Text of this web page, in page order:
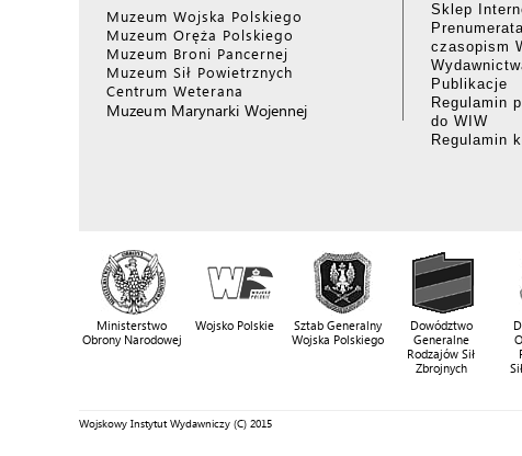
Muzeum Wojska Polskiego
Muzeum Oręża Polskiego
Muzeum Broni Pancernej
Muzeum Sił Powietrznych
Centrum Weterana
Muzeum Marynarki Wojennej
Sklep
czasopism
Publikacje
Regulamin
do WIW
Regulamin
Ministerstwo
Obrony Narodowej
Wojsko Polskie
Sztab Generalny
Wojska Polskiego
Dowództwo
Generalne
Rodzajów Sił
Zbrojnych
Wojskowy Instytut Wydawniczy (C) 2015